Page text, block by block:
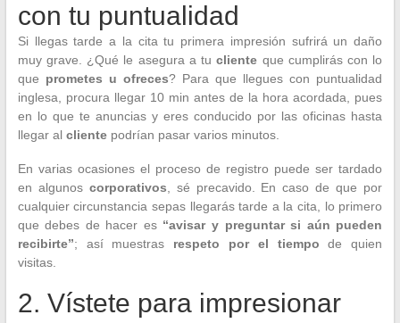
con tu puntualidad
Si llegas tarde a la cita tu primera impresión sufrirá un daño
muy grave. ¿Qué le asegura a tu cliente que cumplirás con lo
que prometes u ofreces? Para que llegues con puntualidad
inglesa, procura llegar 10 min antes de la hora acordada, pues
en lo que te anuncias y eres conducido por las oficinas hasta
llegar al clientepodrían pasar varios minutos.
En varias ocasiones el proceso de registro puede ser tardado
en algunos corporativos , sé precavido. En caso de que por
cualquier circunstancia sepas llegarás tarde a la cita, lo primero
que debes de hacer es “avisar y preguntar si aún pueden
recibirte”; así muestras respeto por el tiempo de quien
visitas.
2. Vístete para impresionar